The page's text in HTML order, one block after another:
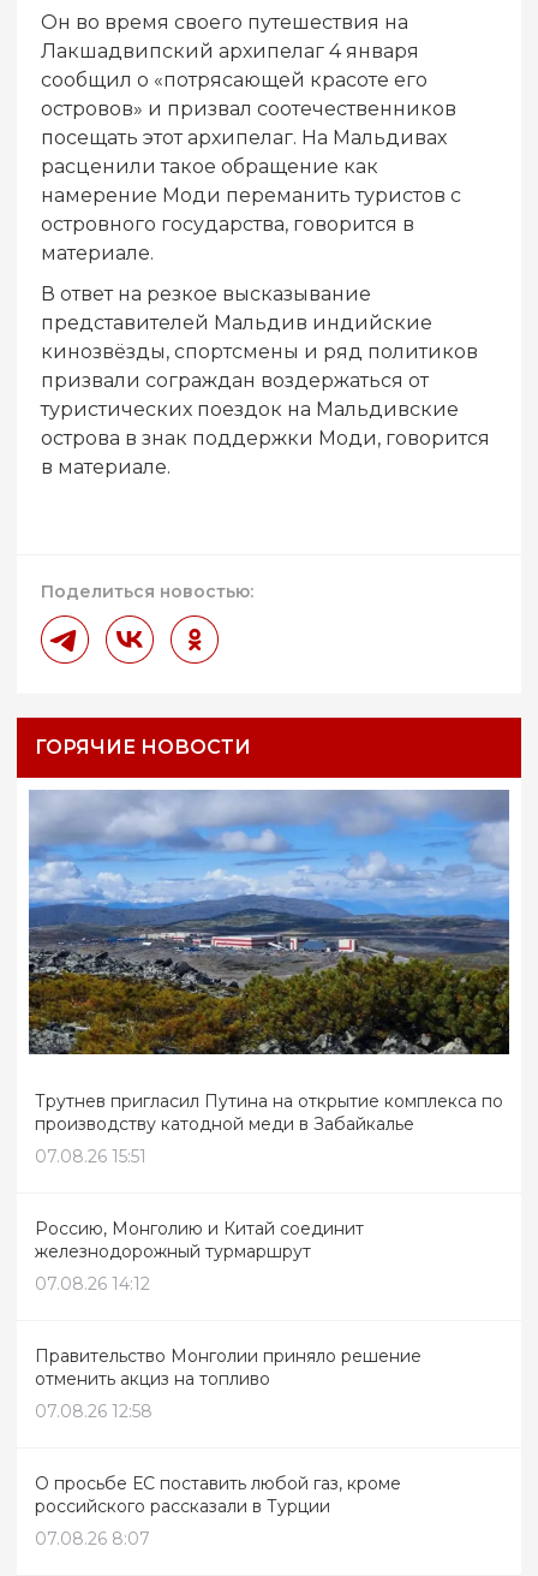
Он во время своего путешествия на
Лакшадвипский архипелаг 4 января
сообщил о «потрясающей красоте его
островов» и призвал соотечественников
посещать этот архипелаг. На Мальдивах
расценили такое обращение как
намерение Моди переманить туристов с
островного государства, говорится в
материале.
В ответ на резкое высказывание
представителей Мальдив индийские
кинозвёзды, спортсмены и ряд политиков
призвали сограждан воздержаться от
туристических поездок на Мальдивские
острова в знак поддержки Моди, говорится
в материале.
Поделиться новостью:
ГОРЯЧИЕ НОВОСТИ
Трутнев пригласил Путина на открытие комплекса по
производству катодной меди в Забайкалье
07.08.26 15:51
Россию, Монголию и Китай соединит
железнодорожный турмаршрут
07.08.26 14:12
Правительство Монголии приняло решение
отменить акциз на топливо
07.08.26 12:58
О просьбе ЕС поставить любой газ, кроме
российского рассказали в Турции
07.08.26 8:07